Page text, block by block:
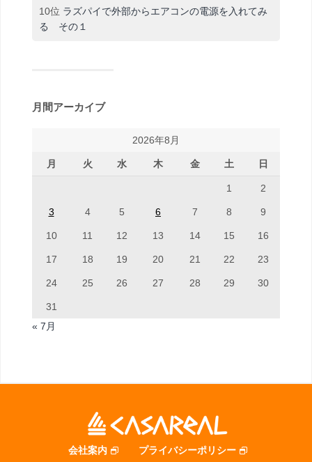
10位 ラズパイで外部からエアコンの電源を入れてみ
る その１
月間アーカイブ
2026年8月
月 火 水 木 金 土 日
1 2
3 4 5 6 7 8 9
10 11 12 13 14 15 16
17 18 19 20 21 22 23
24 25 26 27 28 29 30
31
« 7月
会社案内 プライバシーポリシー